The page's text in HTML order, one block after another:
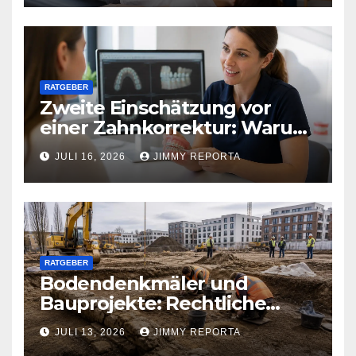
RATGEBER
Zweite Einschätzung vor
einer Zahnkorrektur: Warum
sich ein weiterer Blick lohnen
kann
JULI 16, 2026 JIMMY REPORTA
RATGEBER
Bodendenkmäler und
Bauprojekte: Rechtliche
Pflichten und praktischer
Ablauf
JULI 13, 2026 JIMMY REPORTA